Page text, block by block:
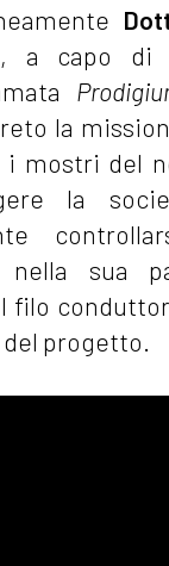
, a capo di
la
i mostri del
la
nella sua
filo
progetto.